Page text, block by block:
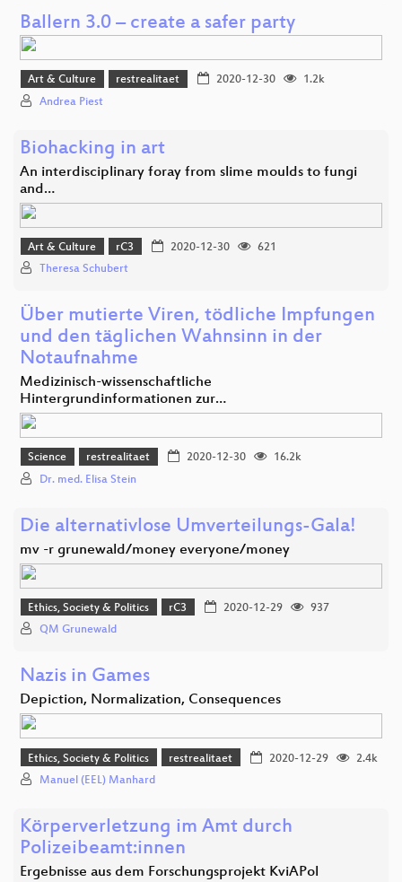
Ballern 3.0 – create a safer party
Art & Culture restrealitaet 2020-12-30
1.2k
Andrea Piest
Biohacking in art
An interdisciplinary foray from slime moulds to fungi
and…
Art & Culture rC3 2020-12-30
621
Theresa Schubert
Über mutierte Viren, tödliche Impfungen
und den täglichen Wahnsinn in der
Notaufnahme
Medizinisch-wissenschaftliche
Hintergrundinformationen zur…
Science restrealitaet 2020-12-30
16.2k
Dr. med. Elisa Stein
Die alternativlose Umverteilungs-Gala!
mv -r grunewald/money everyone/money
Ethics, Society & Politics rC3 2020-12-29
937
QM Grunewald
Nazis in Games
Depiction, Normalization, Consequences
Ethics, Society & Politics restrealitaet 2020-12-29
2.4k
Manuel (EEL) Manhard
Körperverletzung im Amt durch
Polizeibeamt:innen
Ergebnisse aus dem Forschungsprojekt KviAPol